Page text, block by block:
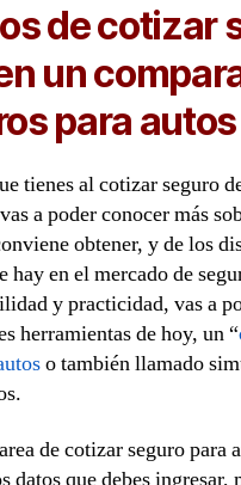
de cotizar
un
para autos
tienes al cotizar seguro
a poder conocer más
obtener, y de los
hay en el mercado de
y practicidad, vas a
herramientas de hoy, un “
o también llamado
de cotizar seguro para